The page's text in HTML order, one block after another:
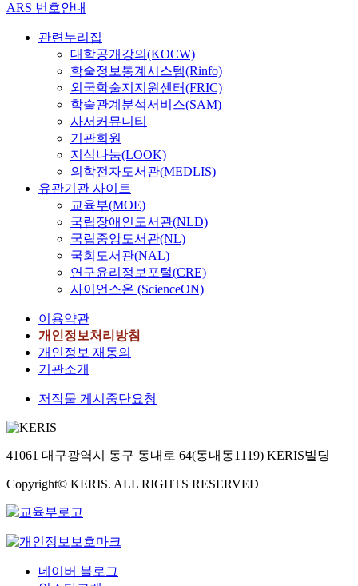
ARS 번호안내
관련누리집
대학공개강의(KOCW)
학술정보통계시스템(Rinfo)
외국학술지지원센터(FRIC)
학술관계분석서비스(SAM)
사서커뮤니티
기관회원
지식나눔(LOOK)
의학전자도서관(MEDLIS)
유관기관 사이트
교육부(MOE)
국립장애인도서관(NLD)
국립중앙도서관(NL)
국회도서관(NAL)
연구윤리정보포털(CRE)
사이언스온 (ScienceON)
이용약관
개인정보처리방침
개인정보 재동의
기관소개
저작물 게시중단요청
41061 대구광역시 동구 동내로 64(동내동1119) KERIS빌딩
Copyright© KERIS. ALL RIGHTS RESERVED
네이버 블로그